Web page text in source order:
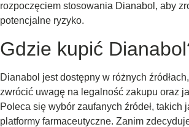
rozpoczęciem stosowania Dianabol, aby
potencjalne ryzyko.
Gdzie kupić
Dianabol jest dostępny w różnych
zwrócić uwagę na legalność zakupu oraz
Poleca się wybór zaufanych źródeł, takich
platformy farmaceutyczne. Zanim